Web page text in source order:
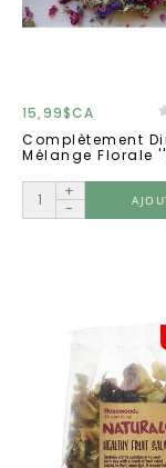
15,99$CA
Complètement
Mélange Florale
+
-